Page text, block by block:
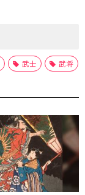
武士 武将